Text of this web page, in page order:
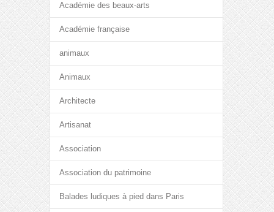
Académie des beaux-arts
Académie française
animaux
Animaux
Architecte
Artisanat
Association
Association du patrimoine
Balades ludiques à pied dans Paris